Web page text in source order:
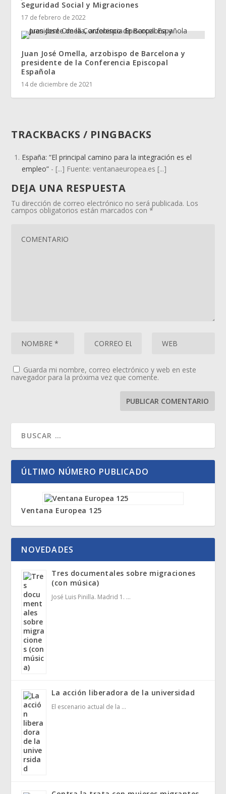
Seguridad Social y Migraciones
17 de febrero de 2022
Juan José Omella, arzobispo de Barcelona y
presidente de la Conferencia Episcopal
Española
14 de diciembre de 2021
TRACKBACKS / PINGBACKS
España: “El principal camino para la integración es el
empleo” - [...] Fuente: ventanaeuropea.es [...]
DEJA UNA RESPUESTA
Tu dirección de correo electrónico no será publicada. Los
campos obligatorios están marcados con*
Guarda mi nombre, correo electrónico y web en este
navegador para la próxima vez que comente.
ÚLTIMO NÚMERO PUBLICADO
Ventana Europea 125
NOVEDADES
Tres documentales sobre migraciones
(con música)
José Luis Pinilla. Madrid 1. …
La acción liberadora de la universidad
El escenario actual de la …